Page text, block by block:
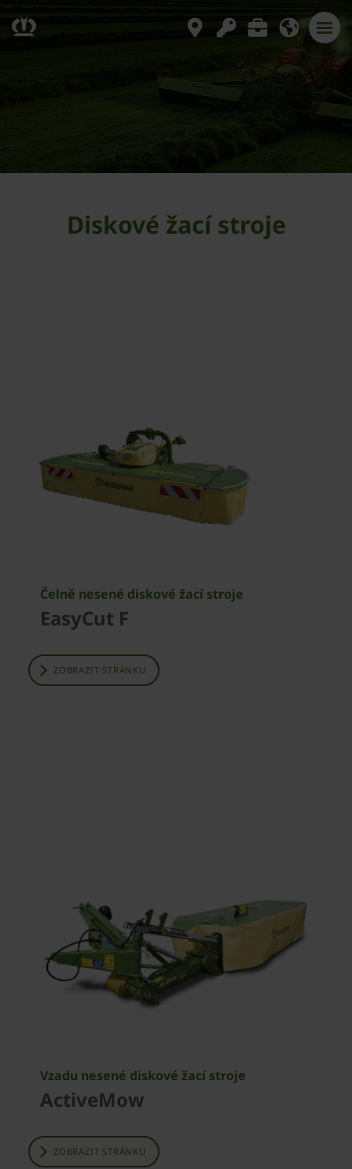
Diskové žací stroje
Čelně nesené diskové žací stroje
EasyCut F
ZOBRAZIT STRÁNKU
Vzadu nesené diskové žací stroje
ActiveMow
ZOBRAZIT STRÁNKU